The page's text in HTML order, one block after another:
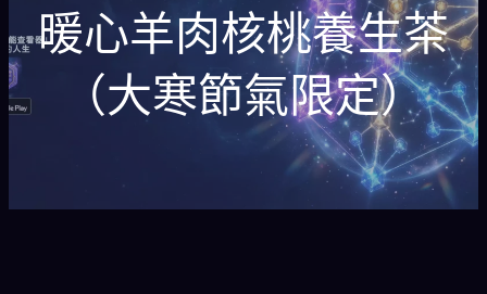
暖心羊肉核桃養生茶
（大寒節氣限定）